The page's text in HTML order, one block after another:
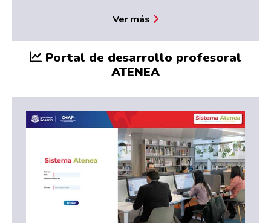
Ver más
Portal de desarrollo profesoral
ATENEA